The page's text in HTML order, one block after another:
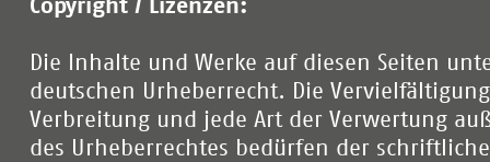
Copyright / Lizenzen:
Die Inhalte und Werke auf diesen Seiten
deutschen Urheberrecht. Die
Verbreitung und jede Art der Verwertung
des Urheberrechtes bedürfen der